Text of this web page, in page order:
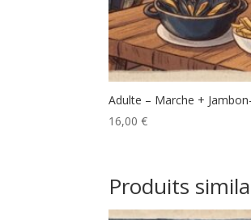
Adulte – Marche +
16,00€
Produits